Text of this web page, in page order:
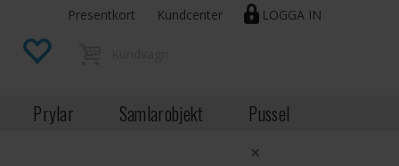
LOGGA IN
Presentkort Kundcenter
Prylar Samlarobjekt Pussel
×